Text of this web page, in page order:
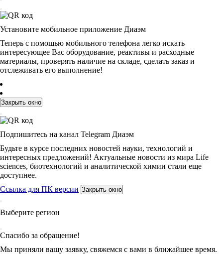
Установите мобильное приложение Диаэм
Теперь с помощью мобильного телефона легко искать
интересующее Вас оборудование, реактивы и расходные
материалы, проверять наличие на складе, сделать заказ и
отслеживать его выполнение!
Закрыть окно
Подпишитесь на канал Telegram Диаэм
Будьте в курсе последних новостей науки, технологий и
интересных предложений! Актуальные новости из мира Life
sciences, биотехнологий и аналитической химии стали еще
доступнее.
Ссылка для ПК версии Закрыть окно
Выберите регион
Спасибо за обращение!
Мы приняли вашу заявку, свяжемся с вами в ближайшее время.